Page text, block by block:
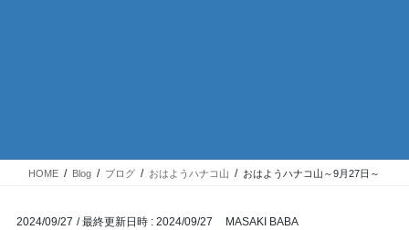
HOME Blog ブログ おはようハナコ山 おはようハナコ山～9月27日～
2024/09/27 / 最終更新日時 : 2024/09/27 MASAKI BABA